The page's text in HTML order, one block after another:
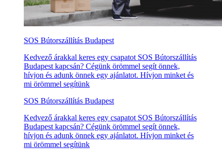
SOS Bútorszállítás Budapest
Kedvező árakkal keres egy csapatot SOS Bútorszállítás
Budapest kapcsán? Cégünk örömmel segít önnek,
hívjon és adunk önnek egy ajánlatot. Hívjon minket és
mi örömmel segítünk
SOS Bútorszállítás Budapest
Kedvező árakkal keres egy csapatot SOS Bútorszállítás
Budapest kapcsán? Cégünk örömmel segít önnek,
hívjon és adunk önnek egy ajánlatot. Hívjon minket és
mi örömmel segítünk